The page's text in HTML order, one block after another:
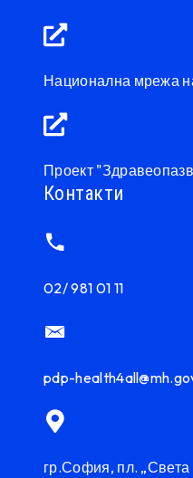
Национална мрежа
Проект
Контакти
02/ 981 01 11
pdp-
гр.София, пл.